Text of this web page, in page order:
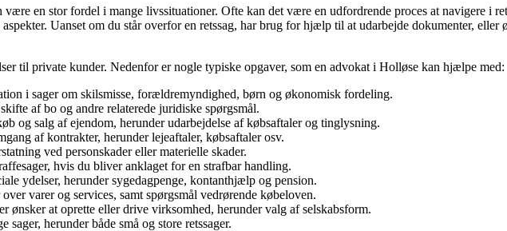
en stor fordel i mange livssituationer. Ofte kan det være en udfordrende proces at navigere i
Uanset om du står overfor en retssag, har brug for hjælp til at udarbejde dokumenter,
til private kunder. Nedenfor er nogle typiske opgaver, som en advokat i Holløse kan hjælpe med:
i sager om skilsmisse, forældremyndighed, børn og økonomisk fordeling.
af bo og andre relaterede juridiske spørgsmål.
og salg af ejendom, herunder udarbejdelse af købsaftaler og tinglysning.
af kontrakter, herunder lejeaftaler, købsaftaler osv.
ved personskader eller materielle skader.
hvis du bliver anklaget for en strafbar handling.
ydelser, herunder sygedagpenge, kontanthjælp og pension.
varer og services, samt spørgsmål vedrørende købeloven.
ønsker at oprette eller drive virksomhed, herunder valg af selskabsform.
herunder både små og store retssager.